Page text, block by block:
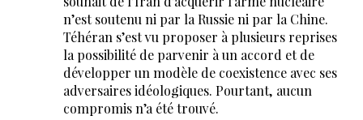
n’est soutenu ni par la Russie ni par la Chine.
Téhéran s’est vu proposer à plusieurs reprises
la possibilité de parvenir à un accord et de
développer un modèle de coexistence avec ses
adversaires idéologiques. Pourtant, aucun
compromis n’a été trouvé.